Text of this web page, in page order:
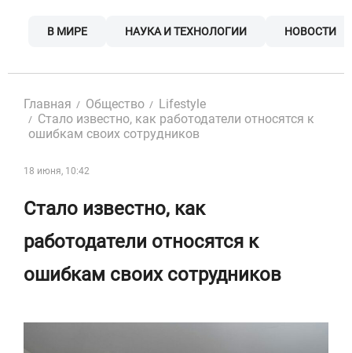
В МИРЕ НАУКА И ТЕХНОЛОГИИ НОВОСТИ
Главная Общество
Lifestyle
Стало известно, как работодатели относятся к
ошибкам своих сотрудников
18 июня, 10:42
Стало известно, как
работодатели относятся к
ошибкам своих сотрудников